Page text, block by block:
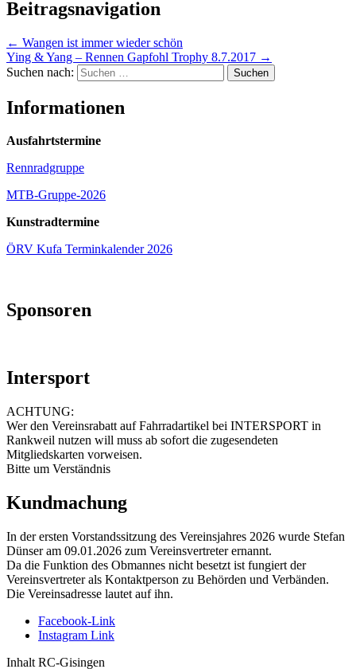
Beitragsnavigation
← Wangen ist immer wieder schön
Ying & Yang – Rennen Gapfohl Trophy 8.7.2017 →
Suchen nach:
Informationen
Ausfahrtstermine
Rennradgruppe
MTB-Gruppe-2026
Kunstradtermine
ÖRV Kufa Terminkalender 2026
Sponsoren
Intersport
ACHTUNG:
Wer den Vereinsrabatt auf Fahrradartikel bei INTERSPORT in
Rankweil nutzen will muss ab sofort die zugesendeten
Mitgliedskarten vorweisen.
Bitte um Verständnis
Kundmachung
In der ersten Vorstandssitzung des Vereinsjahres 2026 wurde Stefan
Dünser am 09.01.2026 zum Vereinsvertreter ernannt.
Da die Funktion des Obmannes nicht besetzt ist fungiert der
Vereinsvertreter als Kontaktperson zu Behörden und Verbänden.
Die Vereinsadresse lautet auf ihn.
Facebook-Link
Instagram Link
Inhalt RC-Gisingen